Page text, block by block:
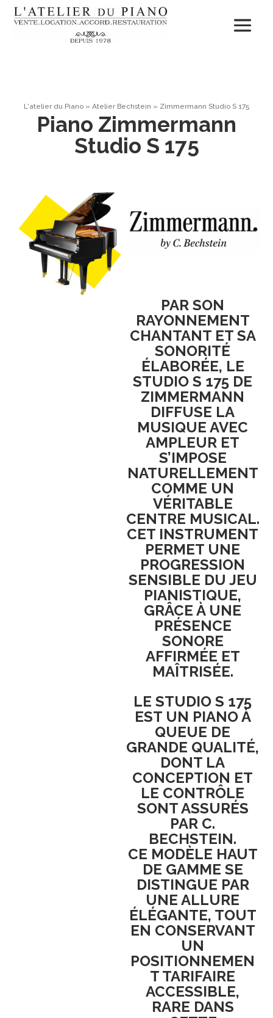
L'atelier du Piano » Atelier Bechstein » Zimmermann Studio S 175
Piano Zimmermann
Studio S 175
PAR SON
RAYONNEMENT
CHANTANTET SA
SONORITÉ
ÉLABORÉE, LE
STUDIO S 175 DE
ZIMMERMANN
DIFFUSE LA
MUSIQUE AVEC
AMPLEUR ET
S’IMPOSE
NATURELLEMENT
COMME UN
VÉRITABLE
CENTRE MUSICAL.
CET INSTRUMENT
PERMET UNE
PROGRESSION
SENSIBLE DU JEU
PIANISTIQUE,
GRÂCE À UNE
PRÉSENCE
SONORE
AFFIRMÉE ET
MAÎTRISÉE.
LESTUDIO S 175
EST UN PIANO À
QUEUE DE
GRANDE QUALITÉ,
DONT LA
CONCEPTION ET
LE CONTRÔLE
SONT ASSURÉS
PAR C.
BECHSTEIN.
CE MODÈLE HAUT
DE GAMME SE
DISTINGUE PAR
UNEALLURE
ÉLÉGANTE, TOUT
EN CONSERVANT
UN
POSITIONNEMEN
T TARIFAIRE
ACCESSIBLE,
RARE DANS